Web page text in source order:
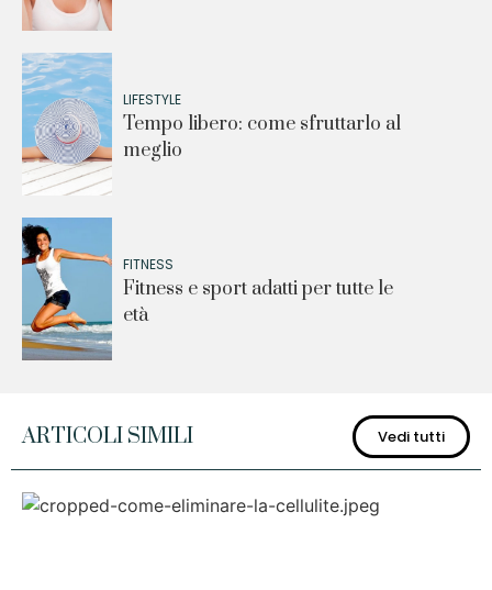
LIFESTYLE
Tempo libero: come sfruttarlo al
meglio
FITNESS
Fitness e sport adatti per tutte le
età
ARTICOLI SIMILI Vedi tutti